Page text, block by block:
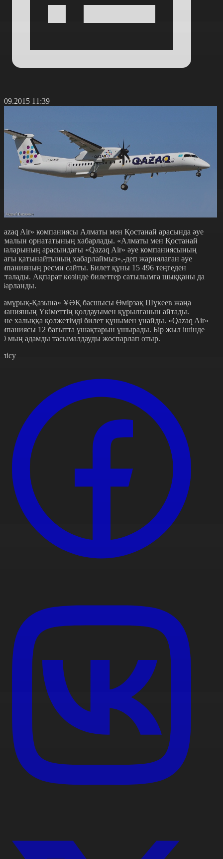
11:39
Air» компаниясы Алматы мен Қостанай арасында әуе
орнататының хабарлады. «Алматы мен Қостанай
арасындағы «Qazaq Air» әуе компаниясының
қатынайтының хабарлаймыз»,-деп жариялаған әуе
ресми сайты. Билет құны 15 496 теңгеден
Ақпарат көзінде билеттер сатылымға шыққаны да
Қазына» ҰӘҚ басшысы Өмірзақ Шүкеев жаңа
Үкіметтің қолдауымен құрылғанын айтады.
халыққа қолжетімді билет құнымен ұнайды. «Qazaq Air»
12 бағытта ұшақтарын ұшырады. Бір жыл ішінде
мың адамды тасымалдауды жоспарлап отыр.